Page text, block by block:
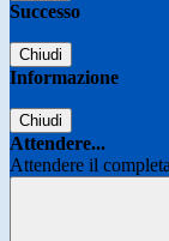
Successo
Chiudi
Informazione
Chiudi
Attendere...
Attendere il